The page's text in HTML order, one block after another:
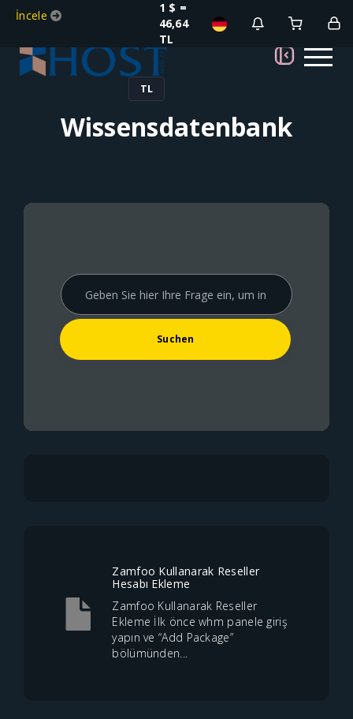
İncele
1 $ =
46,64
TL
TL
Wissensdatenbank
Zamfoo Kullanarak Reseller
Hesabı Ekleme
Zamfoo Kullanarak Reseller
Ekleme İlk önce whm panele giriş
yapın ve “Add Package”
bölümünden...